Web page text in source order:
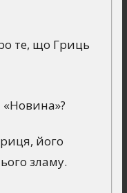
те, що Гриць
«Новина»?
його
зламу.